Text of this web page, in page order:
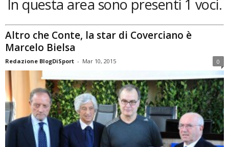
In questa area sono presenti 1 voci.
Altro che Conte, la star di Coverciano è
Marcelo Bielsa
Redazione BlogDiSport - Mar 10, 2015 0